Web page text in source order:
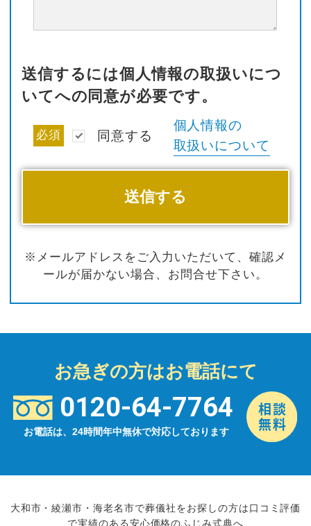
送信するには個人情報の取扱いにつ
いてへの同意が必要です。
必須 同意する
個人情報の
取扱いについて
※メールアドレスをご入力いただいて、確認メ
ールが届かない場合、お問合せ下さい。
お急ぎの方はお電話にて
0120-64-7764
お電話は、24時間年中無休で対応しております
大和市・綾瀬市・海老名市で葬儀社をお探しの方は口コミ評価
で実績のある安心価格のふじみ式典へ